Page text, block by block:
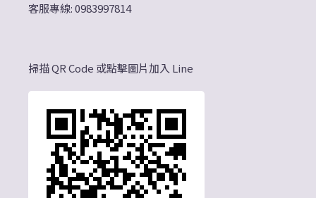
客服專線: 0983997814
掃描 QR Code 或點擊圖片加入 Line